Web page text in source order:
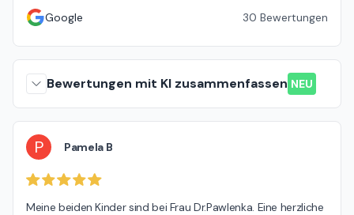
Google 30 Bewertungen
Bewertungen mit KI zusammenfassen NEU
P Pamela B
Meine beiden Kinder sind bei Frau Dr.Pawlenka. Eine herzliche